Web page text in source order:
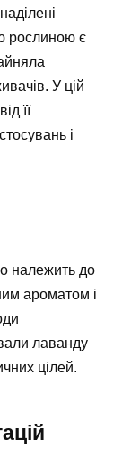
рослиною є
У цій
її
і
належить до
ароматом і
лаванду
цілей.